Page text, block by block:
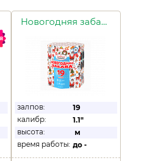
Новогодняя забава
залпов:
19
калибр:
1.1"
высота:
м
время работы: до -